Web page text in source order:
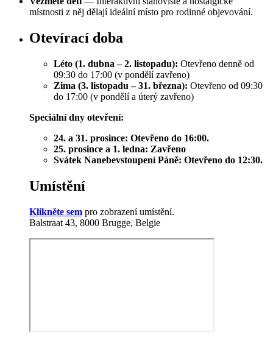
místnosti z něj dělají ideální místo pro rodinné objevování.
Otevírací doba
Léto (1. dubna – 2. listopadu): Otevřeno denně od
09:30 do 17:00 (v pondělí zavřeno)
Zima (3. listopadu – 31. března): Otevřeno od 09:30
do 17:00 (v pondělí a úterý zavřeno)
Speciální dny otevření:
24. a 31. prosince: Otevřeno do 16:00.
25. prosince a 1. ledna: Zavřeno
Svátek Nanebevstoupení Páně: Otevřeno do 12:30.
Umístění
Klikněte sem pro zobrazení umístění.
Balstraat 43, 8000 Brugge, Belgie